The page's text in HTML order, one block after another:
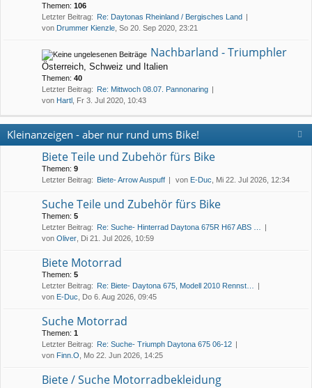
Themen: 106
Letzter Beitrag: Re: Daytonas Rheinland / Bergisches Land
von Drummer Kienzle , So 20. Sep 2020, 23:21
Nachbarland - Triumphler
Österreich, Schweiz und Italien
Themen: 40
Letzter Beitrag: Re: Mittwoch 08.07. Pannonaring
von Hartl , Fr 3. Jul 2020, 10:43
Kleinanzeigen - aber nur rund ums Bike!
Biete Teile und Zubehör fürs Bike
Themen: 9
Letzter Beitrag: Biete- Arrow Auspuff von E-Duc , Mi 22. Jul 2026, 12:34
Suche Teile und Zubehör fürs Bike
Themen: 5
Letzter Beitrag: Re: Suche- Hinterrad Daytona 675R H67 ABS …
von Oliver , Di 21. Jul 2026, 10:59
Biete Motorrad
Themen: 5
Letzter Beitrag: Re: Biete- Daytona 675, Modell 2010 Rennst…
von E-Duc , Do 6. Aug 2026, 09:45
Suche Motorrad
Themen: 1
Letzter Beitrag: Re: Suche- Triumph Daytona 675 06-12
von Finn.O , Mo 22. Jun 2026, 14:25
Biete / Suche Motorradbekleidung